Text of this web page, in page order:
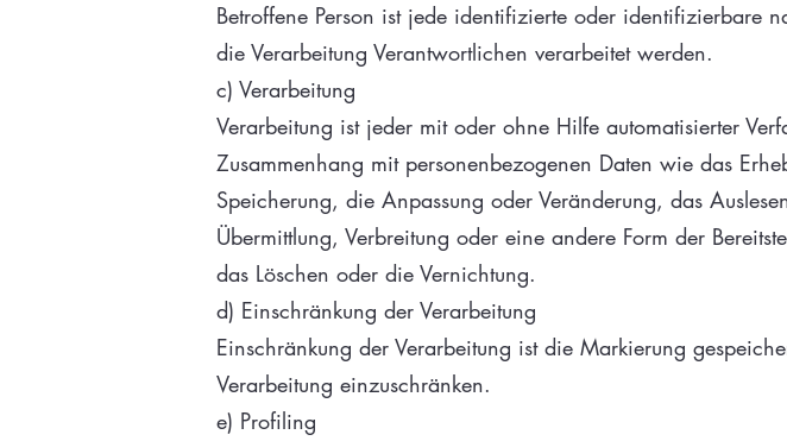
Betroffene Person ist jede identifizierte oder identifizierbare
die Verarbeitung Verantwortlichen verarbeitet werden.
c) Verarbeitung
Verarbeitung ist jeder mit oder ohne Hilfe automatisierter
Zusammenhang mit personenbezogenen Daten wie das
Speicherung, die Anpassung oder Veränderung, das
Übermittlung, Verbreitung oder eine andere Form der
das Löschen oder die Vernichtung.
d) Einschränkung der Verarbeitung
Einschränkung der Verarbeitung ist die Markierung
Verarbeitung einzuschränken.
e) Profiling